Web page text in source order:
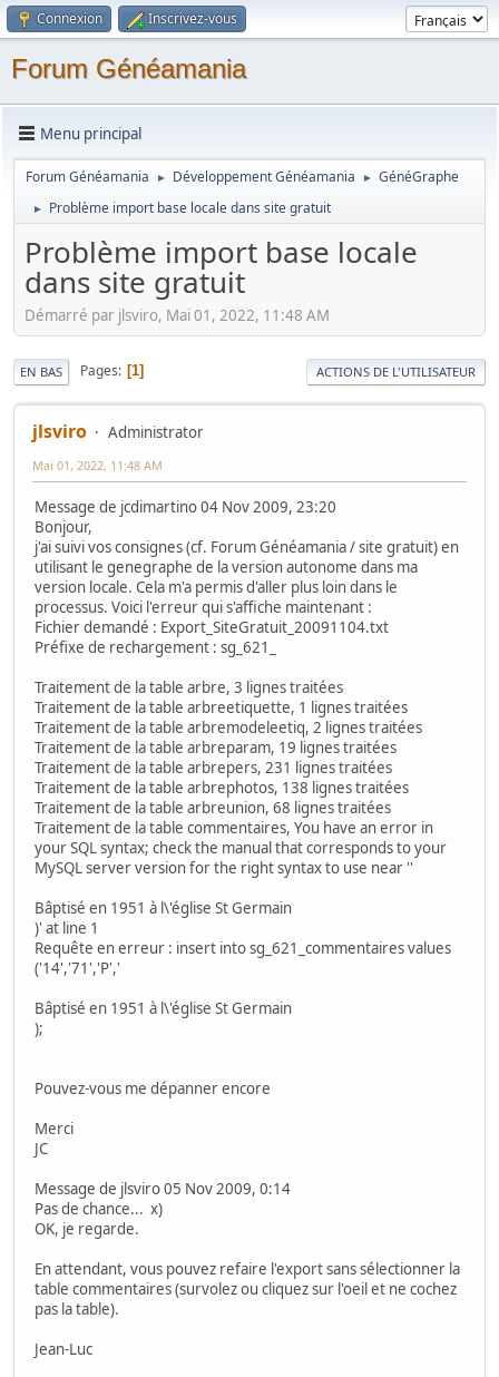
Connexion Inscrivez-vous
Forum Généamania
Menu principal
Forum Généamania ► Développement Généamania ► GénéGraphe
► Problème import base locale dans site gratuit
Problème import base locale
dans site gratuit
Démarré par jlsviro, Mai 01, 2022, 11:48 AM
EN BAS Pages 1 ACTIONS DE L'UTILISATEUR
jlsviro Administrator
Mai 01, 2022, 11:48 AM
Message de jcdimartino 04 Nov 2009, 23:20
Bonjour,
j'ai suivi vos consignes (cf. Forum Généamania / site gratuit) en
utilisant le genegraphe de la version autonome dans ma
version locale. Cela m'a permis d'aller plus loin dans le
processus. Voici l'erreur qui s'affiche maintenant :
Fichier demandé : Export_SiteGratuit_20091104.txt
Préfixe de rechargement : sg_621_
Traitement de la table arbre, 3 lignes traitées
Traitement de la table arbreetiquette, 1 lignes traitées
Traitement de la table arbremodeleetiq, 2 lignes traitées
Traitement de la table arbreparam, 19 lignes traitées
Traitement de la table arbrepers, 231 lignes traitées
Traitement de la table arbrephotos, 138 lignes traitées
Traitement de la table arbreunion, 68 lignes traitées
Traitement de la table commentaires, You have an error in
your SQL syntax; check the manual that corresponds to your
MySQL server version for the right syntax to use near ''
Bâptisé en 1951 à l\'église St Germain
)' at line 1
Requête en erreur : insert into sg_621_commentaires values
('14','71','P','
Bâptisé en 1951 à l\'église St Germain
);
Pouvez-vous me dépanner encore
Merci
JC
Message de jlsviro 05 Nov 2009, 0:14
Pas de chance... x)
OK, je regarde.
En attendant, vous pouvez refaire l'export sans sélectionner la
table commentaires (survolez ou cliquez sur l'oeil et ne cochez
pas la table).
Jean-Luc